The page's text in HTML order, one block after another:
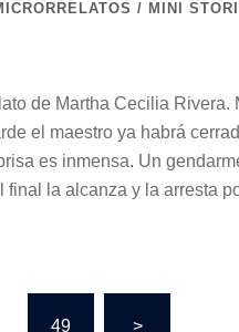
/ MINI
de Martha Cecilia
el maestro ya habrá
es inmensa. Un
final la alcanza y la arresta
49 >